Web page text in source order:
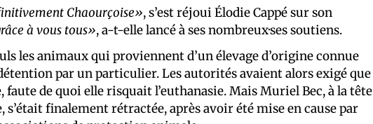
Chaourçoise», s’est réjoui Élodie Cappé sur son
à vous tous», a-t-elle lancé à ses nombreux·ses soutiens.
les animaux qui proviennent d’un élevage d’origine connue
par un particulier. Les autorités avaient alors exigé que
faute de quoi elle risquait l’euthanasie. Mais Muriel Bec, à la tête
finalement rétractée, après avoir été mise en cause par